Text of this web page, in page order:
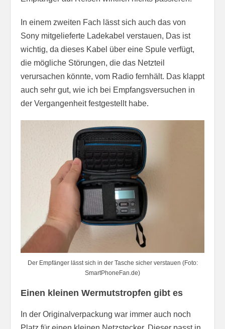
In einem zweiten Fach lässt sich auch das von
Sony mitgelieferte Ladekabel verstauen, Das ist
wichtig, da dieses Kabel über eine Spule verfügt,
die mögliche Störungen, die das Netzteil
verursachen könnte, vom Radio fernhält. Das klappt
auch sehr gut, wie ich bei Empfangsversuchen in
der Vergangenheit festgestellt habe.
Der Empfänger lässt sich in der Tasche sicher verstauen (Foto:
SmartPhoneFan.de)
Einen kleinen Wermutstropfen gibt es
In der Originalverpackung war immer auch noch